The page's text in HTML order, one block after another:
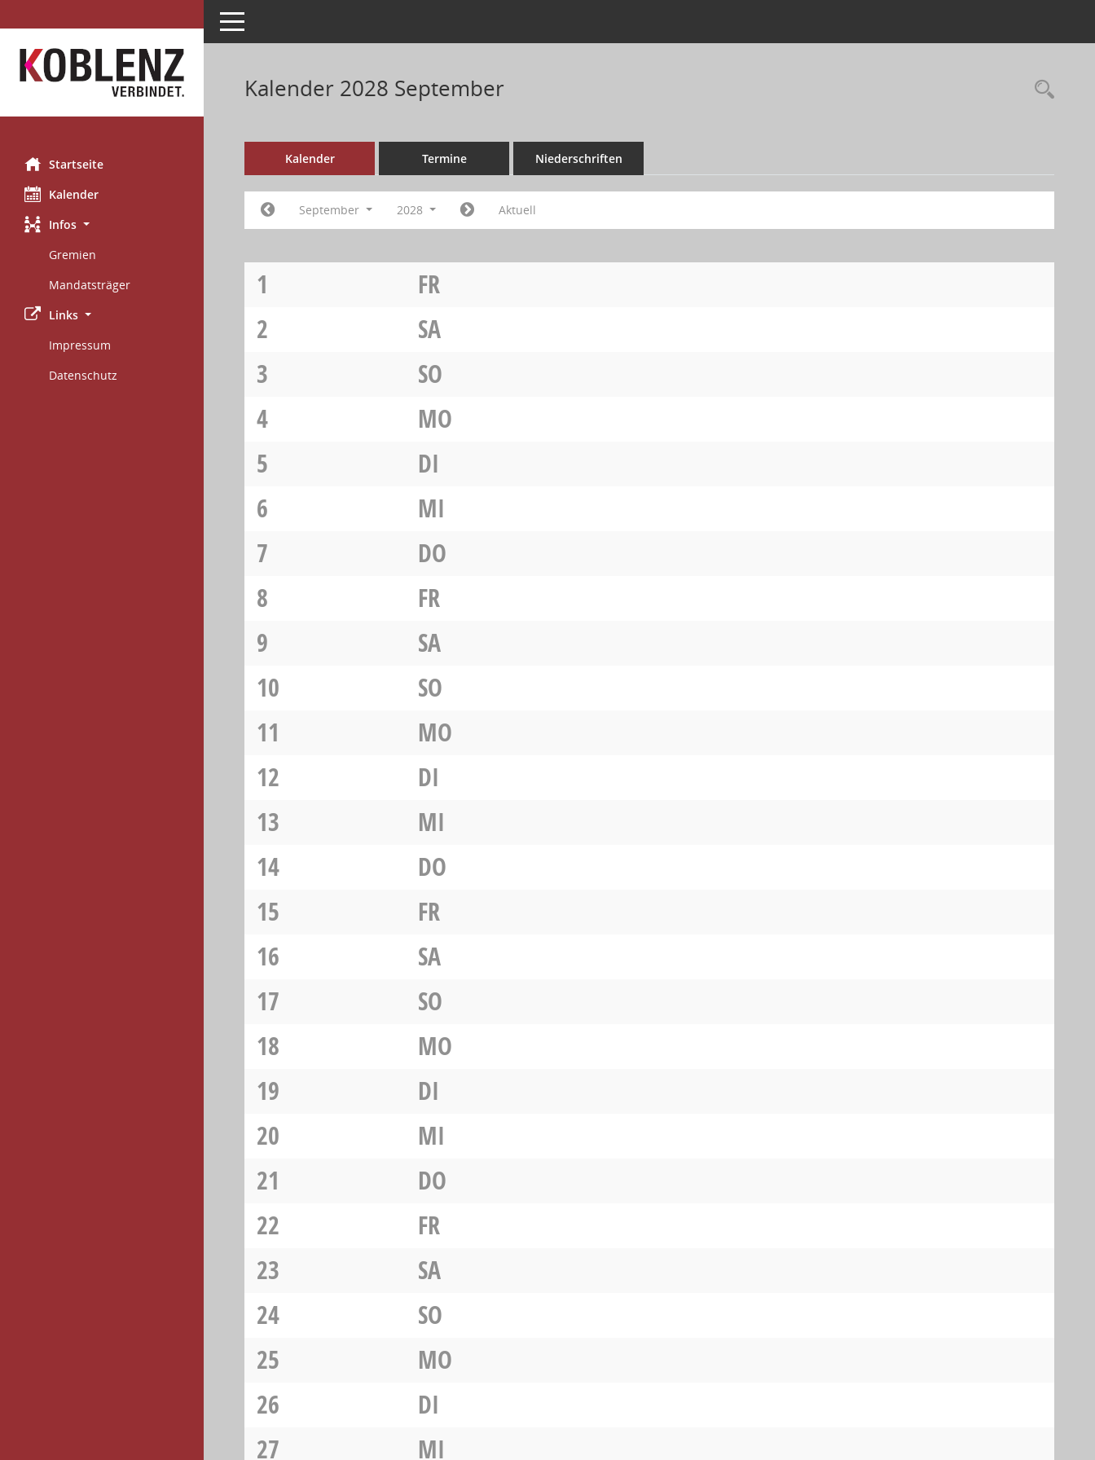
Startseite
Kalender
Infos
Gremien
Mandatsträger
Links
Impressum
Datenschutz
Toggle navigation
Kalender 2028 September
Kalender Termine Niederschriften
September 2028 Aktuell
1
FR
2
SA
3
SO
4
MO
5
DI
6
MI
7
DO
8
FR
9
SA
10
SO
11
MO
12
DI
13
MI
14
DO
15
FR
16
SA
17
SO
18
MO
19
DI
20
MI
21
DO
22
FR
23
SA
24
SO
25
MO
26
DI
27
MI